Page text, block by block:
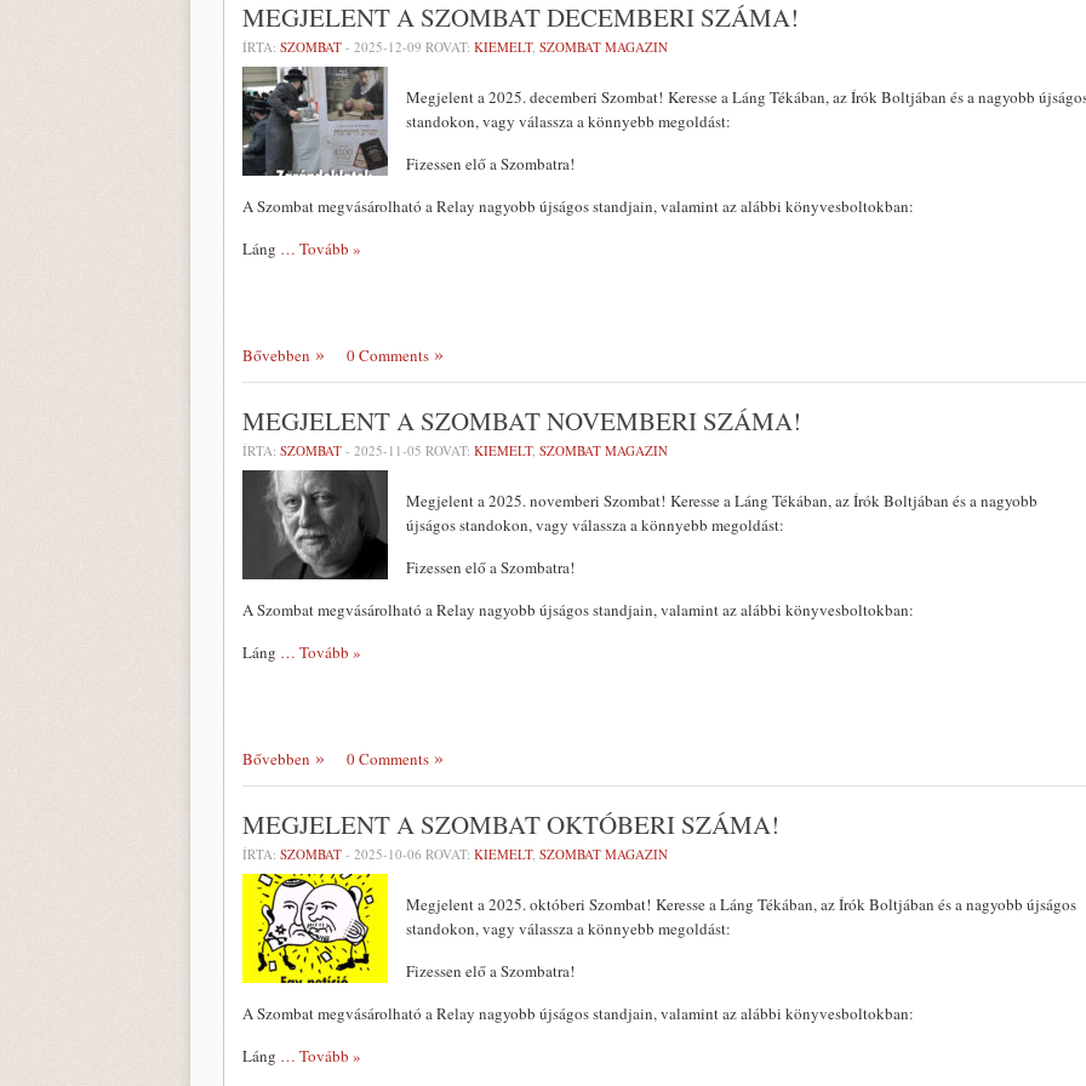
MEGJELENT A SZOMBAT DECEMBERI SZÁMA!
ÍRTA: SZOMBAT - 2025-12-09 ROVAT: KIEMELT, SZOMBAT MAGAZIN
Megjelent a 2025. decemberi Szombat! Keresse a Láng Tékában, az Írók Boltjában és a nagyobb
standokon, vagy válassza a könnyebb megoldást:
Fizessen elő a Szombatra!
A Szombat megvásárolható a Relay nagyobb újságos standjain, valamint az alábbi könyvesboltokban:
Láng … Tovább »
Bővebben 0 Comments
MEGJELENT A SZOMBAT NOVEMBERI SZÁMA!
ÍRTA: SZOMBAT - 2025-11-05 ROVAT: KIEMELT, SZOMBAT MAGAZIN
Megjelent a 2025. novemberi Szombat! Keresse a Láng Tékában, az Írók Boltjában és a nagyobb
újságos standokon, vagy válassza a könnyebb megoldást:
Fizessen elő a Szombatra!
A Szombat megvásárolható a Relay nagyobb újságos standjain, valamint az alábbi könyvesboltokban:
Láng … Tovább »
Bővebben 0 Comments
MEGJELENT A SZOMBAT OKTÓBERI SZÁMA!
ÍRTA: SZOMBAT - 2025-10-06 ROVAT: KIEMELT, SZOMBAT MAGAZIN
Megjelent a 2025. októberi Szombat! Keresse a Láng Tékában, az Írók Boltjában és a nagyobb újságos
standokon, vagy válassza a könnyebb megoldást:
Fizessen elő a Szombatra!
A Szombat megvásárolható a Relay nagyobb újságos standjain, valamint az alábbi könyvesboltokban:
Láng … Tovább »